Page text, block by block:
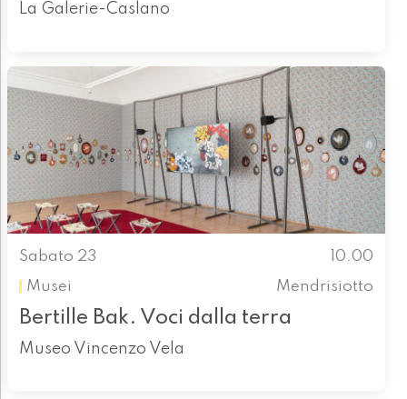
La Galerie-Caslano
Sabato 23
10.00
Musei
Mendrisiotto
Bertille Bak. Voci dalla terra
Museo Vincenzo Vela